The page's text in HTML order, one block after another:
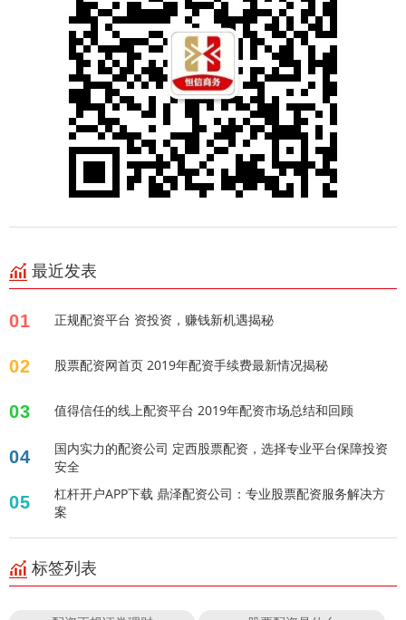
最近发表
01 正规配资平台 资投资，赚钱新机遇揭秘
02 股票配资网首页 2019年配资手续费最新情况揭秘
03 值得信任的线上配资平台 2019年配资市场总结和回顾
04
国内实力的配资公司 定西股票配资，选择专业平台保障投资
安全
05
杠杆开户APP下载 鼎泽配资公司：专业股票配资服务解决方
案
标签列表